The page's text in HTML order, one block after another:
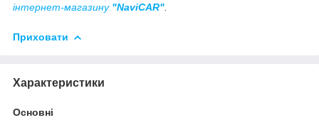
інтернет-магазину "NaviCAR"
Приховати
Характеристики
Основні